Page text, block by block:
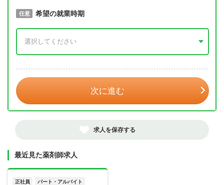
必須 取得予定年
任意 希望の就業時期
次に進む
求人を保存する
最近見た薬剤師求人
正社員 パート・アルバイト